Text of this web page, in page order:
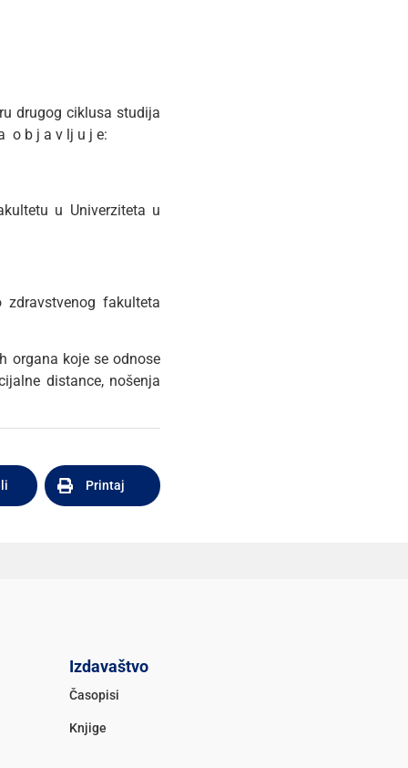
drugog ciklusa studija
o b j a v lj u j e:
u Univerziteta u
zdravstvenog fakulteta
organa koje se odnose
distance, nošenja
Printaj
Izdavaštvo
Časopisi
Knjige